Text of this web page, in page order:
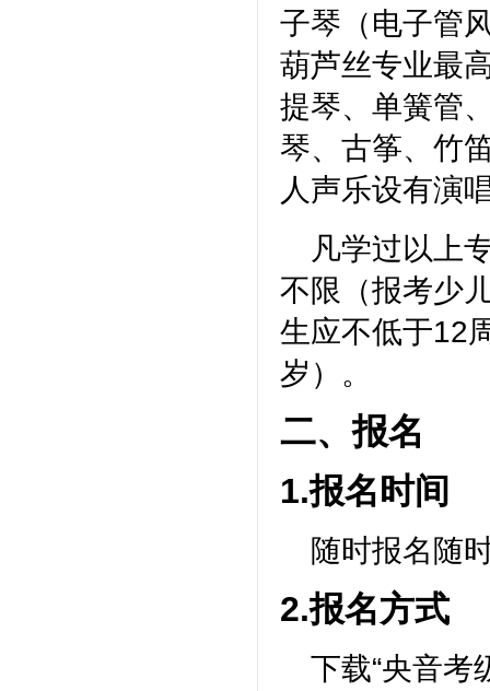
子琴（电子管
葫芦丝专业最
提琴、单簧管
琴、古筝、竹
人声乐设有演
凡学过以上
不限（报考少
生应不低于12
岁）。
二、报名
1.报名时间
随时报名随
2.报名方式
下载“央音考